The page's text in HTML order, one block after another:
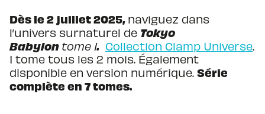
Dès le 2 juillet 2025, naviguez dans
l’univers surnaturel de Tokyo
Babylon tome 1. Collection Clamp Universe.
1 tome tous les 2 mois. Également
disponible en version numérique. Série
complète en 7 tomes.